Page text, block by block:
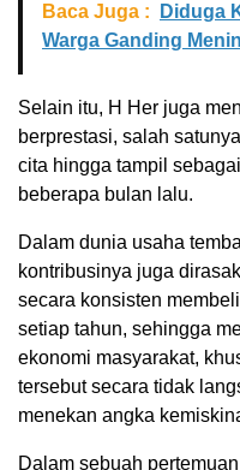
Baca Juga :
Diduga
Warga Ganding
Selain itu, H Her juga
berprestasi, salah
cita hingga tampil
beberapa bulan lalu.
Dalam dunia usaha
kontribusinya juga
secara konsisten
setiap tahun, sehingga
ekonomi masyarakat,
tersebut secara tidak
menekan angka
Dalam sebuah